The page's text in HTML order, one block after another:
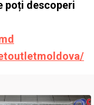
poți descoperi